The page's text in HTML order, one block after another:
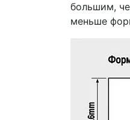
большим,
меньше